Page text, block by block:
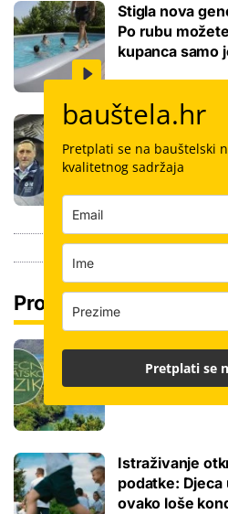
Stigla nova
Po rubu
kupanca samo
Koliko košta
pločica: Cijenu
dimenzije
Pročitaj još
Tokom ili
dvojba često
zapravo
Istraživanje
podatke: Djeca
ovako loše
bauštela.hr
Pretplati se na bauštelski
kvalitetnog sadržaja
Pretplati se